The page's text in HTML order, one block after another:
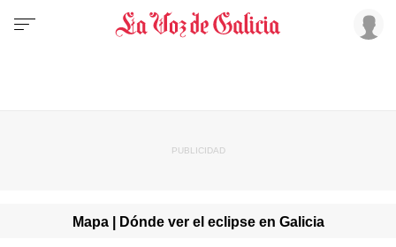
Mapa | Dónde ver el eclipse en Galicia